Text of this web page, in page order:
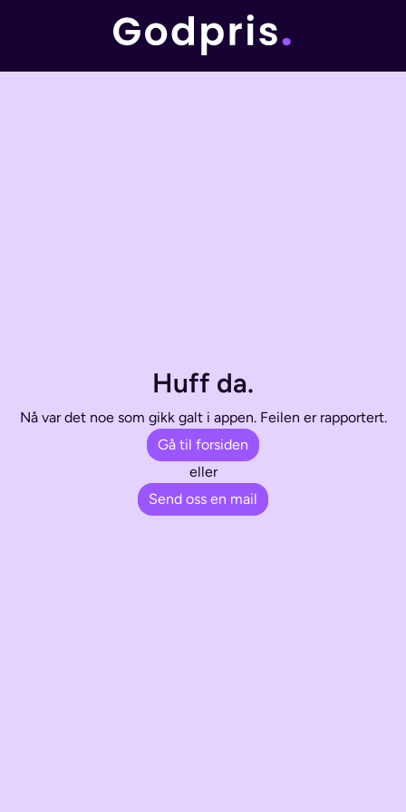
Huff da.
Nå var det noe som gikk galt i appen. Feilen er rapportert.
Gå til forsiden
eller
Send oss en mail